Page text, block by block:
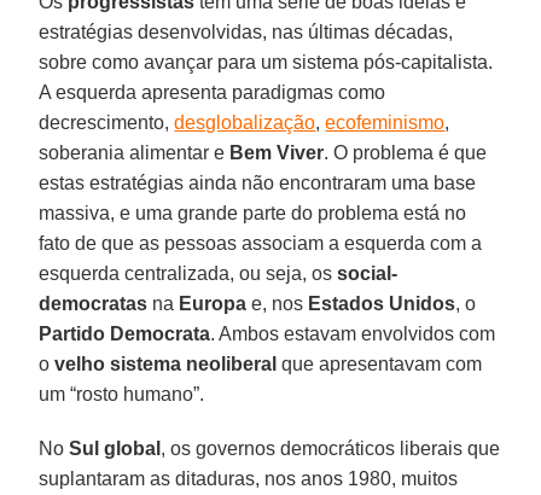
estratégias desenvolvidas, nas últimas décadas,
sobre como avançar para um sistema pós-capitalista.
A esquerda apresenta paradigmas como
decrescimento,desglobalização,ecofeminismo,
soberania alimentar e Bem Viver. O problema é que
estas estratégias ainda não encontraram uma base
massiva, e uma grande parte do problema está no
fato de que as pessoas associam a esquerda com a
esquerda centralizada, ou seja, ossocial-
democratas na Europa e, nos Estados Unidos, o
Partido Democrata. Ambos estavam envolvidos com
ovelho sistema neoliberal que apresentavam com
um “rosto humano”.
NoSul global , os governos democráticos liberais que
suplantaram as ditaduras, nos anos 1980, muitos